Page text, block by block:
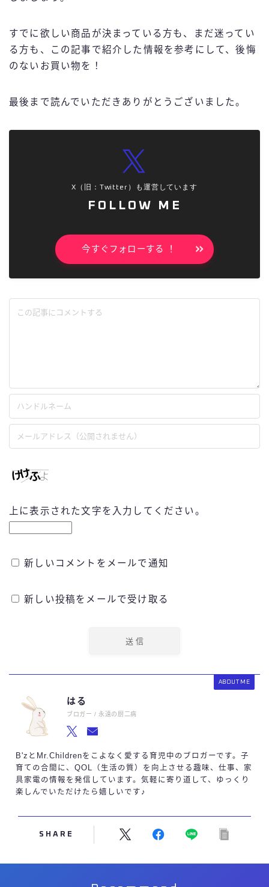
Follow Me
すでに欲しい商品が決まっている方も、まだ迷ってい
る方も、この記事で紹介した情報を参考にして、後悔
のないお買い物を！
最後まで読んでいただきありがとうございました。
X（旧：Twitter）も運営しています
FOLLOW ME
今すぐフォローする ！
上に表示された文字を入力してください。
新しいコメントをメールで通知
新しい投稿をメールで受け取る
ABOUT ME
はる
ブロガー / 永遠の厨二病
B'zとMr.Childrenをこよなく愛する育児中のブロガーです。子
育ての合間に、QOL（生活の質）を向上させる趣味、仕事、家
具家電の情報を発信しています。気軽に寄り道して、ゆっくり
楽しんでいただけたら嬉しいです♪
SHARE